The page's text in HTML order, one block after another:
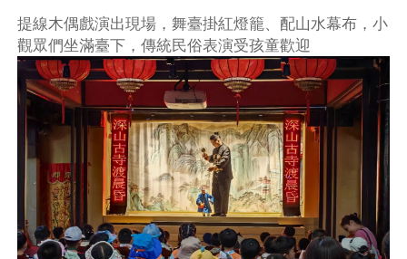
提線木偶戲演出現場，舞臺掛紅燈籠、配山水幕布，小
觀眾們坐滿臺下，傳統民俗表演受孩童歡迎